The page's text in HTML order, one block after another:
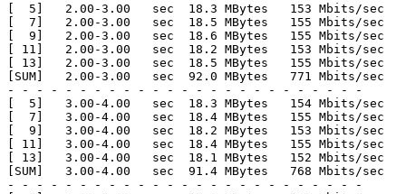
[  5]   2.00-3.00   sec  18.3 MBytes
[  7]   2.00-3.00   sec  18.5 MBytes
[  9]   2.00-3.00   sec  18.6 MBytes
[ 11]   2.00-3.00   sec  18.2 MBytes
[ 13]   2.00-3.00   sec  18.5 MBytes
[SUM]   2.00-3.00   sec  92.0 MBytes
- - - - - - - - - - - - - - - - - - - - - - - - -
[  5]   3.00-4.00   sec  18.3 MBytes
[  7]   3.00-4.00   sec  18.4 MBytes
[  9]   3.00-4.00   sec  18.2 MBytes
[ 11]   3.00-4.00   sec  18.4 MBytes
[ 13]   3.00-4.00   sec  18.1 MBytes
[SUM]   3.00-4.00   sec  91.4 MBytes
- - - - - - - - - - - - - - - - - - - - - - - - -